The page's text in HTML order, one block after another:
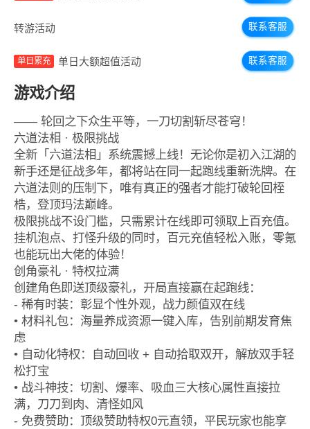
转游活动 联系客服
单日累充 单日大额超值活动 联系客服
游戏介绍
—— 轮回之下众生平等，一刀切割斩尽苍穹！
六道法相 · 极限挑战
全新「六道法相」系统震撼上线！无论你是初入江湖的
新手还是征战多年，都将站在同一起跑线重新洗牌。在
六道法则的压制下，唯有真正的强者才能打破轮回桎
梏，登顶玛法巅峰。
极限挑战不设门槛，只需累计在线即可领取上百充值。
挂机泡点、打怪升级的同时，百元充值轻松入账，零氪
也能玩出大佬的体验！
创角豪礼 · 特权拉满
创建角色即送顶级豪礼，开局直接赢在起跑线：
- 稀有时装：彰显个性外观，战力颜值双在线
• 材料礼包：海量养成资源一键入库，告别前期发育焦
虑
• 自动化特权：自动回收 + 自动拾取双开，解放双手轻
松打宝
• 战斗神技：切割、爆率、吸血三大核心属性直接拉
满，刀刀到肉、清怪如风
- 免费赞助：顶级赞助特权0元直领，平民玩家也能享